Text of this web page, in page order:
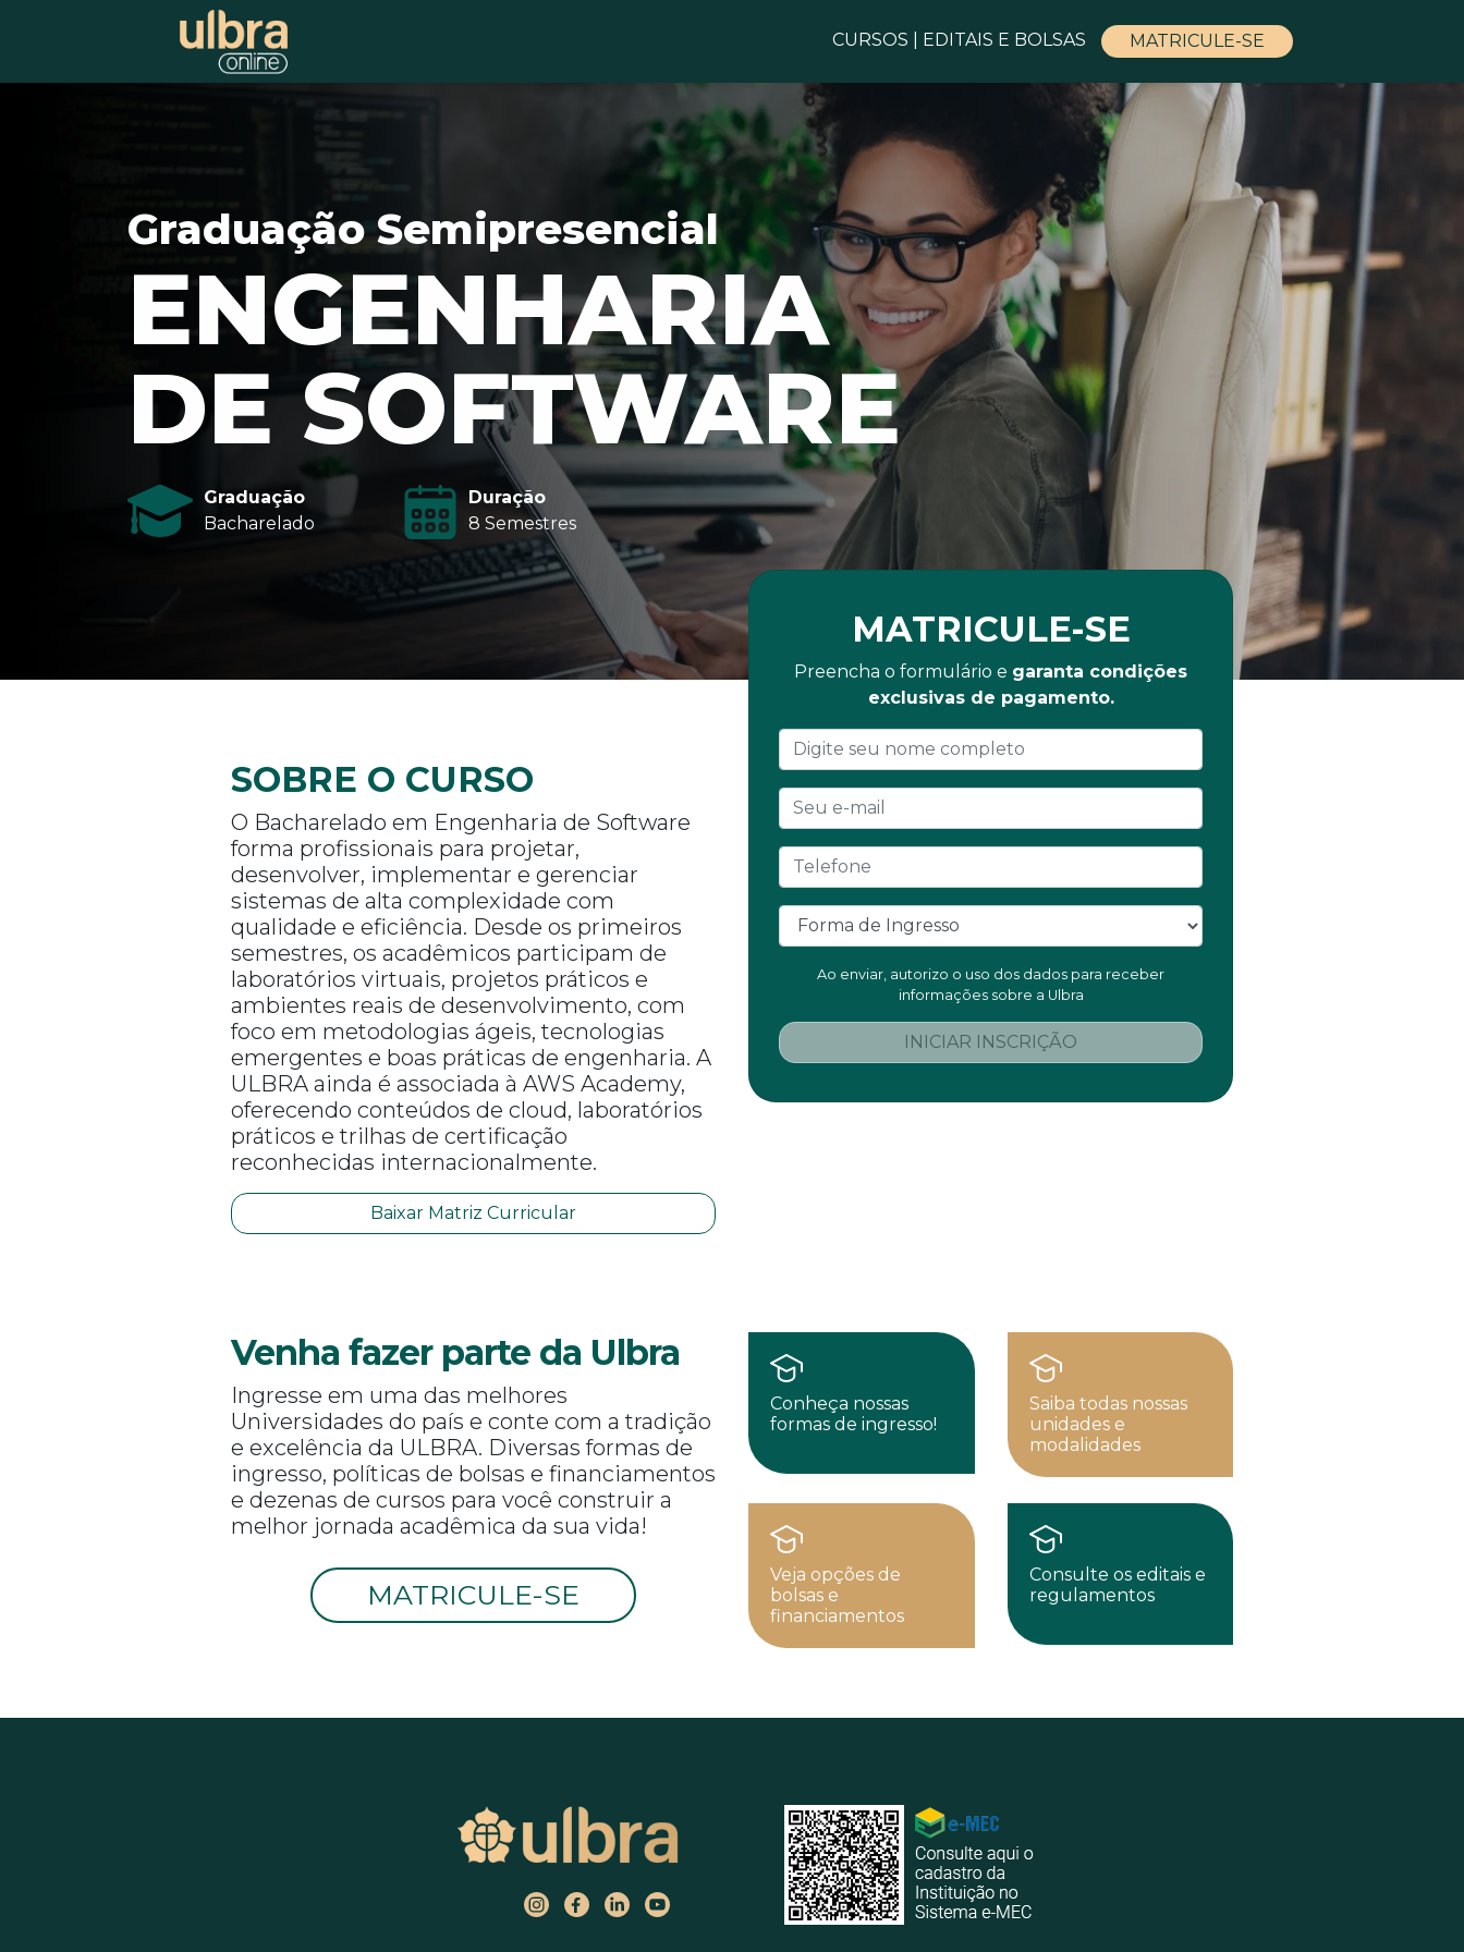
CURSOS EDITAIS E BOLSAS MATRICULE-SE
Graduação Semipresencial
ENGENHARIA
DE SOFTWARE
Graduação
Bacharelado
Duração
8 Semestres
MATRICULE-SE
Preencha o formulário e garanta condições
exclusivas de pagamento.
Ao enviar, autorizo o uso dos dados para receber
informações sobre a Ulbra
INICIAR INSCRIÇÃO
SOBRE O CURSO
O Bacharelado em Engenharia de Software
forma profissionais para projetar,
desenvolver, implementar e gerenciar
sistemas de alta complexidade com
qualidade e eficiência. Desde os primeiros
semestres, os acadêmicos participam de
laboratórios virtuais, projetos práticos e
ambientes reais de desenvolvimento, com
foco em metodologias ágeis, tecnologias
emergentes e boas práticas de engenharia. A
ULBRA ainda é associada à AWS Academy,
oferecendo conteúdos de cloud, laboratórios
práticos e trilhas de certificação
reconhecidas internacionalmente.
Baixar Matriz Curricular
Venha fazer parte da Ulbra
Ingresse em uma das melhores
Universidades do país e conte com a tradição
e excelência da ULBRA. Diversas formas de
ingresso, políticas de bolsas e financiamentos
e dezenas de cursos para você construir a
melhor jornada acadêmica da sua vida!
MATRICULE-SE
Conheça nossas
formas de ingresso!
Saiba todas nossas
unidades e
modalidades
Veja opções de
bolsas e
financiamentos
Consulte os editais e
regulamentos